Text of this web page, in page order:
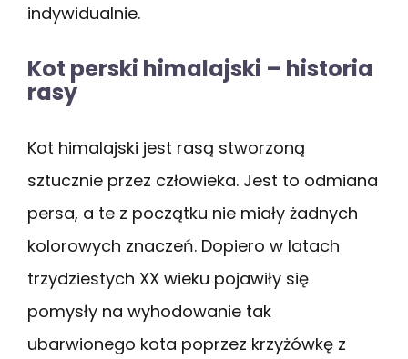
indywidualnie.
Kot perski himalajski – historia
rasy
Kot himalajski jest rasą stworzoną
sztucznie przez człowieka. Jest to odmiana
persa, a te z początku nie miały żadnych
kolorowych znaczeń. Dopiero w latach
trzydziestych XX wieku pojawiły się
pomysły na wyhodowanie tak
ubarwionego kota poprzez krzyżówkę z